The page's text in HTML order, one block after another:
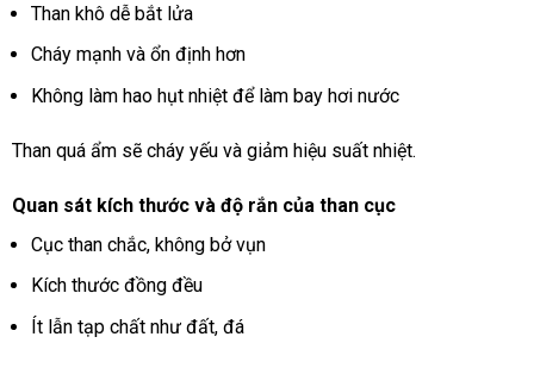
Than khô dễ bắt lửa
Cháy mạnh và ổn định hơn
Không làm hao hụt nhiệt để làm bay hơi nước
Than quá ẩm sẽ cháy yếu và giảm hiệu suất nhiệt.
Quan sát kích thước và độ rắn của than cục
Cục than chắc, không bở vụn
Kích thước đồng đều
Ít lẫn tạp chất như đất, đá